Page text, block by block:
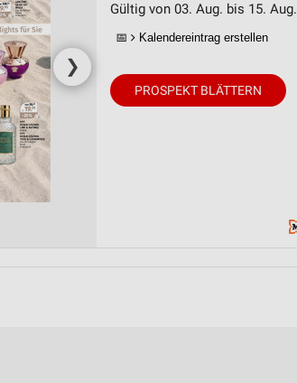
❯
Gültig von 03. Aug. bis 15. Aug.
📅 Kalendereintrag erstellen
PROSPEKT BLÄTTERN